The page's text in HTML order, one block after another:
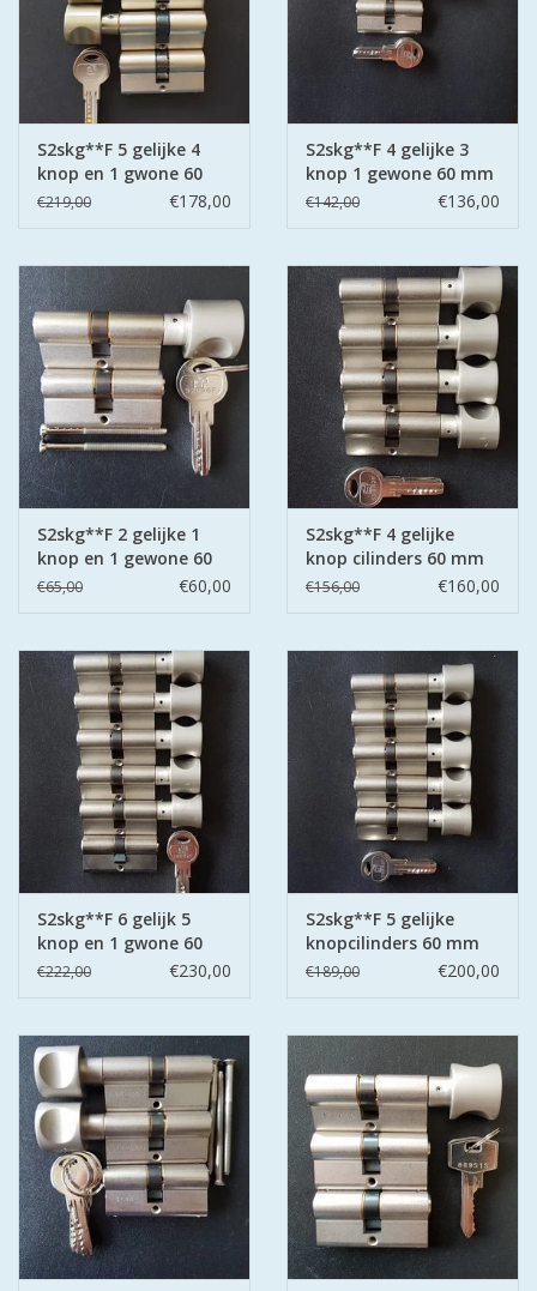
S2skg**F 5 gelijke 4
knop en 1 gwone 60
mm 30-30
€219,00 €178,00
S2skg**F 4 gelijke 3
knop 1 gewone 60 mm
30-30
€142,00 €136,00
S2skg**F 2 gelijke 1
knop en 1 gewone 60
mm 30-30
€65,00 €60,00
S2skg**F 4 gelijke
knop cilinders 60 mm
30-30
€156,00 €160,00
S2skg**F 6 gelijk 5
knop en 1 gwone 60
mm 30-30
€222,00 €230,00
S2skg**F 5 gelijke
knopcilinders 60 mm
30-30
€189,00 €200,00